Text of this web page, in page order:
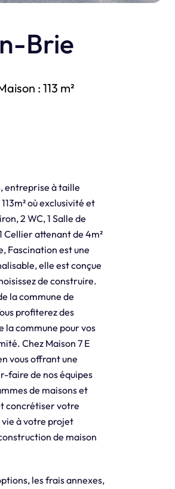
Brie
: 113 m²
entreprise à taille
où exclusivité et
2 WC, 1 Salle de
Cellier attenant de 4m²
Fascination est une
elle est conçue
de construire.
la commune de
profiterez des
la commune pour vos
Chez Maison 7 E
vous offrant une
faire de nos équipes
de maisons et
concrétiser votre
vie à votre projet
de maison
les frais annexes,